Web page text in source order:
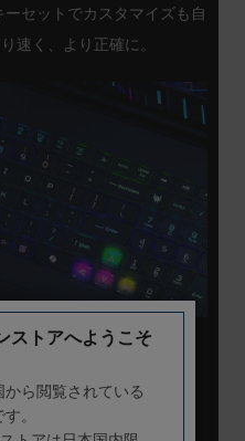
セットでカスタマイズも自
速く、より正確に。
く、高速コネク
ティ
ストアへようこそ
ら閲覧されている
。